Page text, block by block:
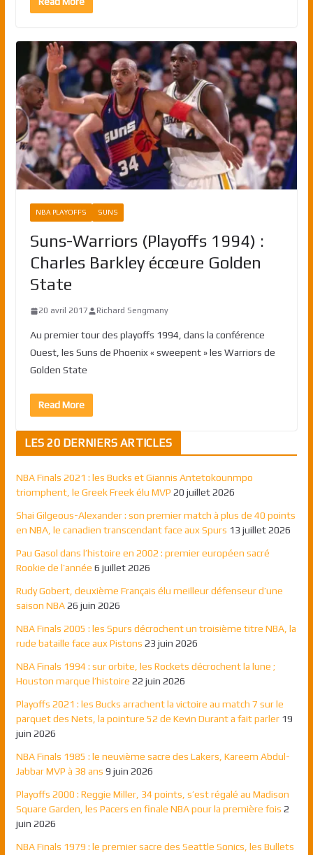
NBA PLAYOFFS SUNS
Suns-Warriors (Playoffs 1994) :
Charles Barkley écœure Golden
State
20 avril 2017 Richard Sengmany
Au premier tour des playoffs 1994, dans la conférence
Ouest, les Suns de Phoenix « sweepent » les Warriors de
Golden State
Read More
LES 20 DERNIERS ARTICLES
NBA Finals 2021 : les Bucks et Giannis Antetokounmpo
triomphent, le Greek Freek élu MVP 20 juillet 2026
Shai Gilgeous-Alexander : son premier match à plus de 40 points
en NBA, le canadien transcendant face aux Spurs 13 juillet 2026
Pau Gasol dans l’histoire en 2002 : premier européen sacré
Rookie de l’année 6 juillet 2026
Rudy Gobert, deuxième Français élu meilleur défenseur d’une
saison NBA 26 juin 2026
NBA Finals 2005 : les Spurs décrochent un troisième titre NBA, la
rude bataille face aux Pistons 23 juin 2026
NBA Finals 1994 : sur orbite, les Rockets décrochent la lune ;
Houston marque l’histoire 22 juin 2026
Playoffs 2021 : les Bucks arrachent la victoire au match 7 sur le
parquet des Nets, la pointure 52 de Kevin Durant a fait parler 19
juin 2026
NBA Finals 1985 : le neuvième sacre des Lakers, Kareem Abdul-
Jabbar MVP à 38 ans 9 juin 2026
Playoffs 2000 : Reggie Miller, 34 points, s’est régalé au Madison
Square Garden, les Pacers en finale NBA pour la première fois 2
juin 2026
NBA Finals 1979 : le premier sacre des Seattle Sonics, les Bullets